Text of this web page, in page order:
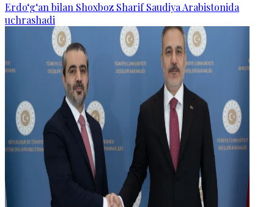
Erdo‘g‘an bilan Shoxboz Sharif Saudiya Arabistonida
uchrashadi